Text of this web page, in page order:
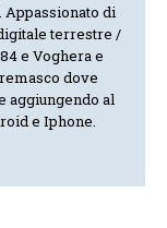
di
terrestre /
e Voghera e
dove
aggiungendo al
e Iphone.